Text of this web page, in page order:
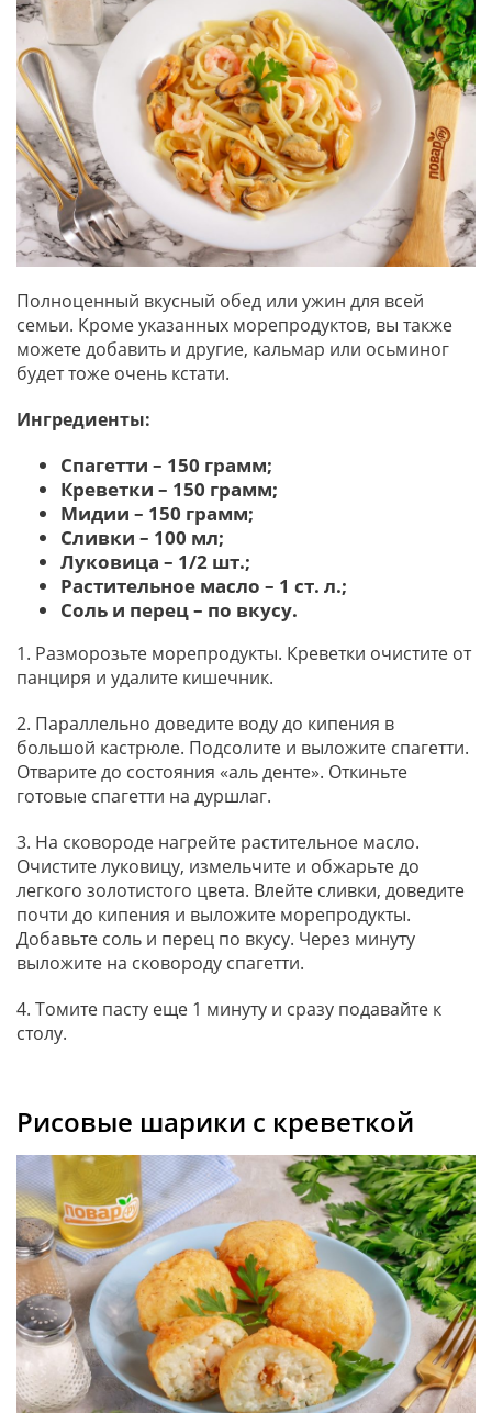
Полноценный вкусный обед или ужин для всей
семьи. Кроме указанных морепродуктов, вы также
можете добавить и другие, кальмар или осьминог
будет тоже очень кстати.
Ингредиенты:
Спагетти – 150 грамм;
Креветки – 150 грамм;
Мидии – 150 грамм;
Сливки – 100 мл;
Луковица – 1/2 шт.;
Растительное масло – 1 ст. л.;
Соль и перец – по вкусу.
1. Разморозьте морепродукты. Креветки очистите от
панциря и удалите кишечник.
2. Параллельно доведите воду до кипения в
большой кастрюле. Подсолите и выложите спагетти.
Отварите до состояния «аль денте». Откиньте
готовые спагетти на дуршлаг.
3. На сковороде нагрейте растительное масло.
Очистите луковицу, измельчите и обжарьте до
легкого золотистого цвета. Влейте сливки, доведите
почти до кипения и выложите морепродукты.
Добавьте соль и перец по вкусу. Через минуту
выложите на сковороду спагетти.
4. Томите пасту еще 1 минуту и сразу подавайте к
столу.
Рисовые шарики с креветкой